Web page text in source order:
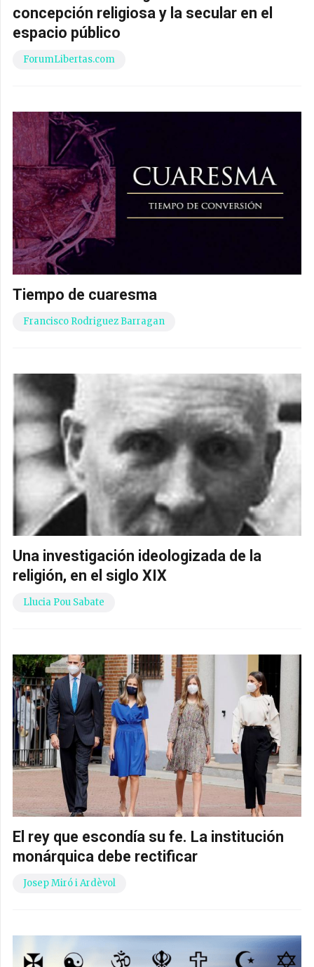
concepción religiosa y la secular en el
espacio público
ForumLibertas.com
Tiempo de cuaresma
Francisco Rodriguez Barragan
Una investigación ideologizada de la
religión, en el siglo XIX
Llucia Pou Sabate
El rey que escondía su fe. La institución
monárquica debe rectificar
Josep Miró i Ardèvol